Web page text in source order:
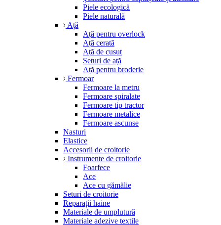
Piele ecologică
Piele naturală
Ață
Ață pentru overlock
Ață cerată
Ață de cusut
Seturi de ață
Ață pentru broderie
Fermoar
Fermoare la metru
Fermoare spiralate
Fermoare tip tractor
Fermoare metalice
Fermoare ascunse
Nasturi
Elastice
Accesorii de croitorie
Instrumente de croitorie
Foarfece
Ace
Ace cu gămălie
Seturi de croitorie
Reparații haine
Materiale de umplutură
Materiale adezive textile